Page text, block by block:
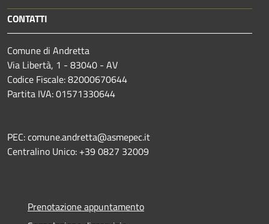
CONTATTI
Comune di Andretta
Via Libertà, 1 - 83040 - AV
Codice Fiscale: 82000670644
Partita IVA: 01571330644
PEC: comune.andretta@asmepec.it
Centralino Unico: +39 0827 32009
Prenotazione appuntamento